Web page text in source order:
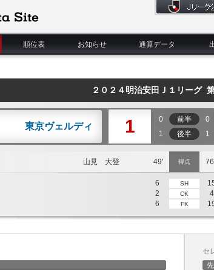
順位表 お知らせ 通算データ
２０２４明治安田Ｊ１リーグ
東京ヴェルディ 1 0 前半
0
1
後半 1
山見 大登 49' 得点
6 SH
2
CK
4
6
FK
セ